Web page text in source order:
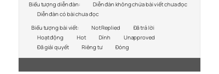
Biểu tượng diễn đàn:
Diễn đàn không chứa bài viết chưa đọc
Diễn đàn có bài chưa đọc
Biểu tượng bài viết:
Not Replied
Đã trả lời
Hoạt động
Hot Dính
Unapproved
Đã giải quyết
Riêng tư Đóng